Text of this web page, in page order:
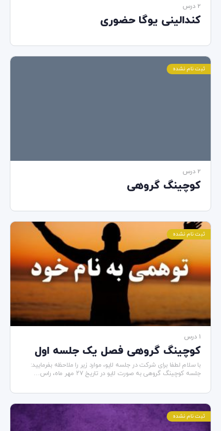
2 درس‌
کندالینی یوگا حضوری
ثبت نام نشده
2 درس‌
کوچینگ گروهی
ثبت نام نشده
1 درس
کوچینگ گروهی فصل یک جلسه اول
با سلام لطفا برای شرکت در جلسه لایو، موارد زیر را ملاحظه بفرمایید:
جلسه کوچینگ گروهی به صورت لایو در تاریخ ۲۷ مهر ماه، راس…
ثبت نام نشده